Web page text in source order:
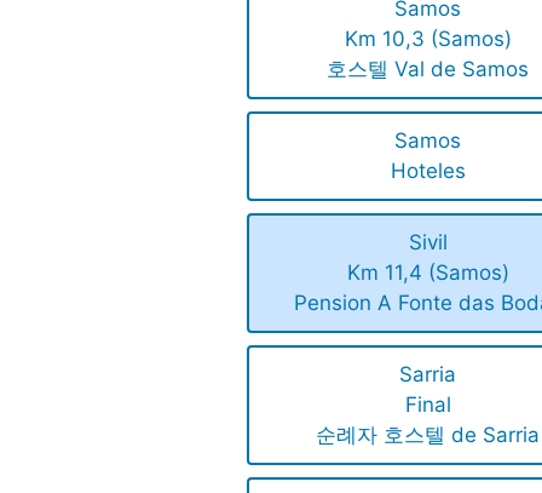
Samos
Km 10,3 (Samos)
호스텔 Val de Samos
Samos
Hoteles
Sivil
Km 11,4 (Samos)
Pension A Fonte das
Sarria
Final
순례자 호스텔 de Sarria